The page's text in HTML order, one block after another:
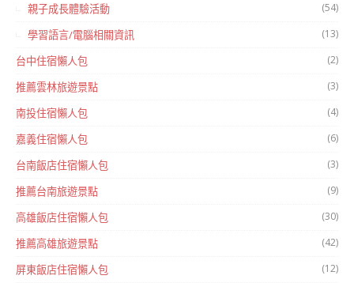
親子成長體驗活動 (54)
學習語言/電腦相關資訊 (13)
台中住宿懶人包 (2)
推薦雲林旅遊景點 (3)
南投住宿懶人包 (4)
嘉義住宿懶人包 (6)
台南飯店住宿懶人包 (3)
推薦台南旅遊景點 (9)
高雄飯店住宿懶人包 (30)
推薦高雄旅遊景點 (42)
屏東飯店住宿懶人包 (12)